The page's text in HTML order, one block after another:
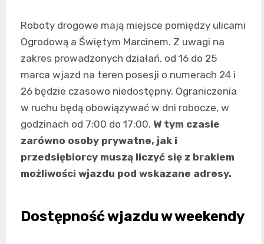
Roboty drogowe mają miejsce pomiędzy ulicami
Ogrodową a Świętym Marcinem. Z uwagi na
zakres prowadzonych działań, od 16 do 25
marca wjazd na teren posesji o numerach 24 i
26 będzie czasowo niedostępny. Ograniczenia
w ruchu będą obowiązywać w dni robocze, w
godzinach od 7:00 do 17:00. W tym czasie
zarówno osoby prywatne, jak i
przedsiębiorcy muszą liczyć się z brakiem
możliwości wjazdu pod wskazane adresy.
Dostępność wjazdu w weekendy